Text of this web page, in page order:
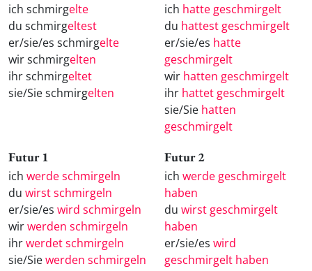
ich schmirgelte
du schmirgeltest
er/sie/es schmirgelte
wir schmirgelten
ihr schmirgeltet
sie/Sie schmirgelten
ich hatte geschmirgelt
du hattest geschmirgelt
er/sie/es hatte
geschmirgelt
wir hatten geschmirgelt
ihr hattet geschmirgelt
sie/Sie hatten
geschmirgelt
Futur 1
ich werde schmirgeln
du wirst schmirgeln
er/sie/es wird schmirgeln
wirwerden schmirgeln
ihrwerdet schmirgeln
sie/Siewerden schmirgeln
Futur 2
ich werde geschmirgelt
haben
du wirst geschmirgelt
haben
er/sie/es wird
geschmirgelt haben